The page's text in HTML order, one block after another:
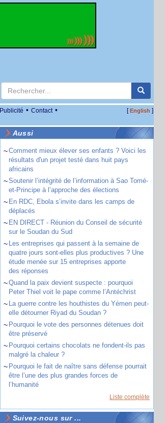
Publicité • Contact • [English ]
Aussi
~Comment mieux élever ses enfants ? Voici les
résultats d'un projet testé dans huit pays
africains
~Soutenir l’intégrité de l’information à Sao Tomé-
et-Principe à l’approche des élections
~ En RDC, Ebola s’invite dans les camps de
déplacés
~ EN DIRECT - Réunion du Conseil de sécurité
sur le Soudan du Sud
~ Les entreprises qui passent à la semaine de
quatre jours sont-elles plus productives ? Une
étude menée sur 15 entreprises apporte
des réponses
~Quand la paix devient suspecte : pourquoi
Peter Thiel voit le pape comme l’Antéchrist
~ La guerre contre les houthistes du Yémen peut-
elle détourner Riyad du Soudan ?
~ Pourquoi le vote des personnes détenues doit
être préservé
~ Pourquoi certains chocolats ne fondent-ils pas
malgré la chaleur ?
~ Pourquoi le fait de naître sans défense pourrait
être l’une des plus grandes forces de
l’humanité
Liste complète
Suivez-nous sur ...